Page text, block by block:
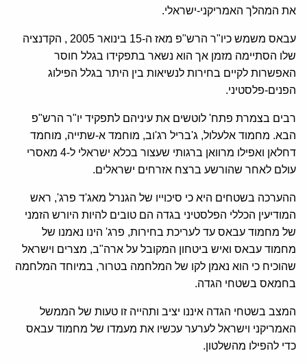
את המהלך האמריקני-ישראלי.
עבאס משמש כיו"ר הרש"פ מאז ה-15 בינואר 2005 , הקדנציה
שלו הסתיימה מזמן אך הוא נשאר בתפקידו בגלל חוסר
האפשרות לקיים בחירות לנשיאות בין היתר בגלל הפילוג
הפנים-פלסטיני.
רבים בצמרת פתח' לוטשים את עיניהם לתפקיד יו"ר הרש"פ
הבא. מחמוד אלעלול, ג'בריל רג'וב, מוחמד א-שתייה, מוחמד
דחלאן ואפילו מרוואן ברגותי שעצור בכלא ישראלי ל-4 מאסרי
עולם לאחר שהורשע ברצח אזרחים ישראלים.
ההערכה בשטחים היא כי סיכוייו של הגנרל מאג'ד פרג', ראש
המודיעין הכללי הפלסטיני בגדה הם טובים להיות היורש הזמני
של מחמוד עבאס עד לעריכת בחירות, פרג' הינו נאמנו של
מחמוד עבאס ואיש ביטחון המקובל על ארה"ב, מצרים וישראל
שהוכיח כי הוא נאמן לקו של המלחמה בטרור, במיוחד המלחמה
בחמאס בשטחי הגדה.
המצב בשטחי הגדה איננו יציב ותהייה זו טעות של הממשל
האמריקני וישראל לערער עכשיו את מעמדו של מחמוד עבאס
כדי להפילו מהשלטון.